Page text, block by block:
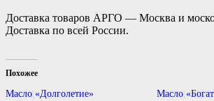
Доставка товаров АРГО — Москва и
Доставка по всей России.
Похожее
Масло «Долголетие»
Масло